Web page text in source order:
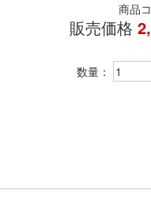
商品
販売価格
数量：